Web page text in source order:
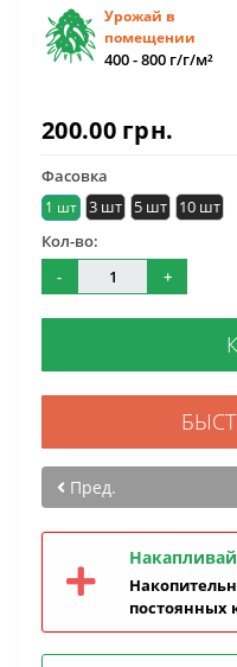
Урожай в
помещении
400 - 800 г/г/м²
200.00 грн.
Фасовка
1 шт 3 шт 5 шт
10 шт
Кол-во:
-
+
Пред.
постоянных